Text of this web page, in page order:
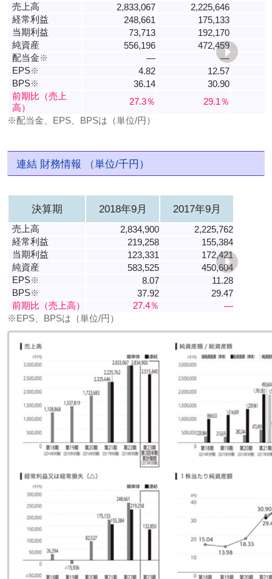
売上高 2,833,067 2,225,646
経常利益
248,661
175,133
当期利益
73,713
192,170
純資産
556,196
472,459
配当金※ ―
―
EPS※ 4.82 12.57
BPS※ 36.14 30.90
前期比（売上
高）
27.3％
29.1％
※配当金、EPS、BPSは（単位/円）
連結 財務情報 （単位/千円）
決算期 2018年9月 2017年9月
売上高 2,834,900
2,225,762
経常利益
219,258
155,384
当期利益
123,331
172,421
純資産
583,525
450,604
EPS※ 8.07
11.28
BPS※ 37.92
29.47
前期比（売上高）
27.4％
―
※EPS、BPSは（単位/円）